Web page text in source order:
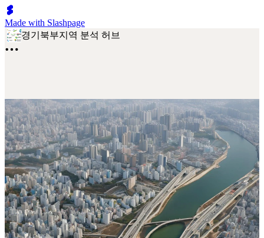
Made with Slashpage
경기북부지역 분석 허브